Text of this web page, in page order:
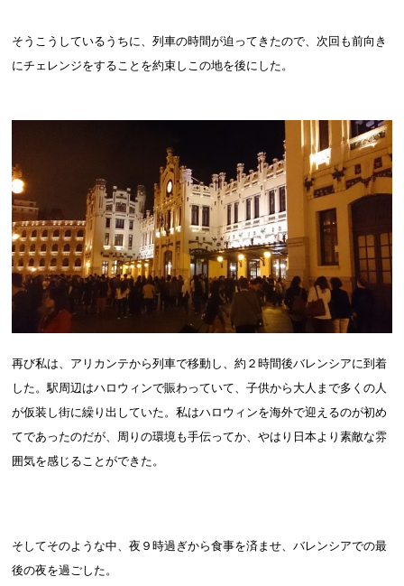
そうこうしているうちに、列車の時間が迫ってきたので、次回も前向き
にチェレンジをすることを約束しこの地を後にした。
再び私は、アリカンテから列車で移動し、約２時間後バレンシアに到着
した。駅周辺はハロウィンで賑わっていて、子供から大人まで多くの人
が仮装し街に繰り出していた。私はハロウィンを海外で迎えるのが初め
てであったのだが、周りの環境も手伝ってか、やはり日本より素敵な雰
囲気を感じることができた。
そしてそのような中、夜９時過ぎから食事を済ませ、バレンシアでの最
後の夜を過ごした。